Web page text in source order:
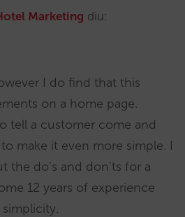
Marketing diu:
I do find that this
on a home page.
tell a customer come and
make it even more simple. I
the do’s and don’ts for a
12 years of experience